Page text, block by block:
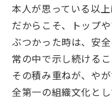
本人が思っている以
だからこそ、トップ
ぶつかった時は、安
常の中で示し続けるこ
その積み重ねが、や
全第一の組織文化とし